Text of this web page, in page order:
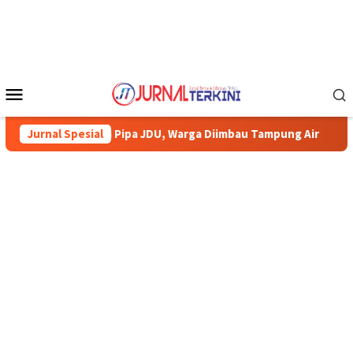
Mobile
Jurnal Spesial
Perbaiki Pipa JDU, Warga Diimbau Tampung Air